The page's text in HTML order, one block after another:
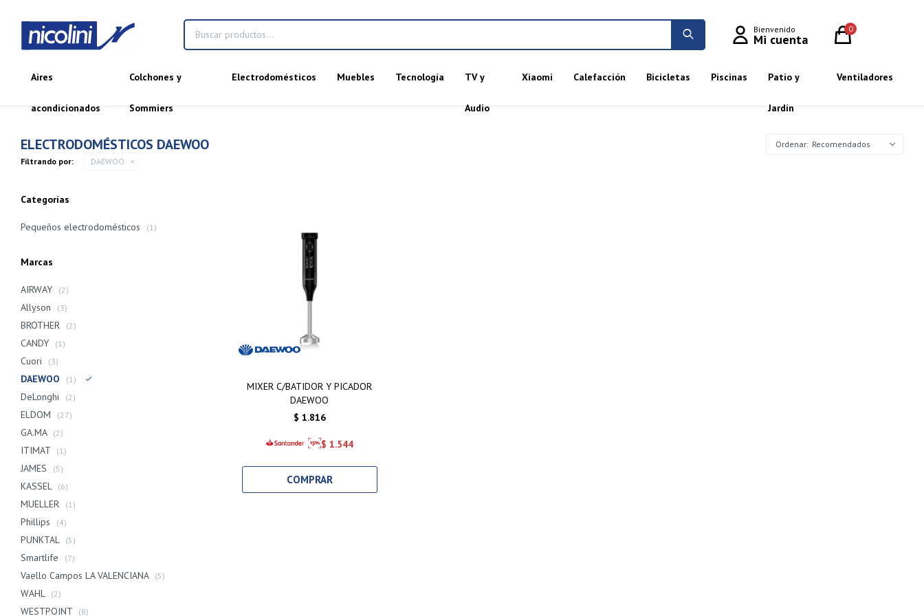
Aires
acondicionados
Colchones y
Sommiers
Electrodomésticos Muebles Tecnología TV y
Audio
Xiaomi Calefacción Bicicletas Piscinas Patio y
Jardín
Ventiladores
0
ELECTRODOMÉSTICOS DAEWOO
Recomendados
Filtrando por:
DAEWOO
MIXER C/BATIDOR Y PICADOR
DAEWOO
$ 1.816
$ 1.544
Categorías
Pequeños electrodomésticos (1)
Marcas
AIRWAY (2)
Allyson (3)
BROTHER (2)
CANDY (1)
Cuori (3)
DAEWOO (1)
DeLonghi (2)
ELDOM (27)
GA.MA (2)
ITIMAT (1)
JAMES (5)
KASSEL (6)
MUELLER (1)
Phillips (4)
PUNKTAL (5)
Smartlife (7)
Vaello Campos LA VALENCIANA (5)
WAHL (2)
WESTPOINT (8)